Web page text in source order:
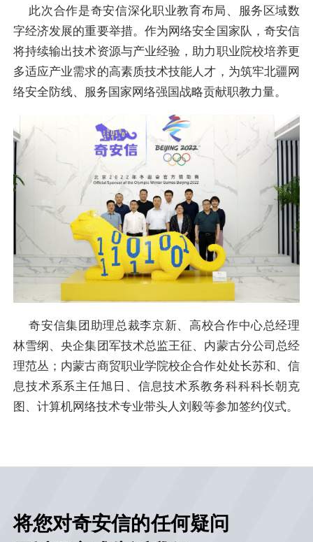
此次合作是奇安信深化职业教育布局、服务区域数
字经济发展的重要举措。作为网络安全国家队，奇安信
将持续输出技术资源与产业经验，助力职业院校培养更
多适应产业需求的高素质技术技能人才，为筑牢北疆网
络安全防线、服务国家网络强国战略贡献职教力量。
奇安信集团助理总裁李京新、高校合作中心总经理
林雪纲、央企集团军技术总监王征、内蒙古分公司总经
理范丛；内蒙古商贸职业学院校企合作处处长苏和、信
息技术系系主任旭日、信息技术系教务科科科长朝克
图、计算机网络技术专业带头人刘毅等参加签约仪式。
将您对奇安信的任何疑问